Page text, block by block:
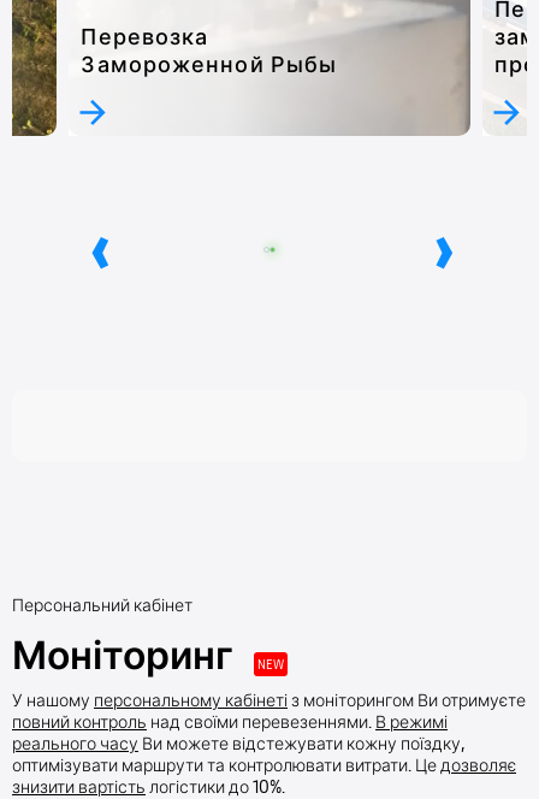
Перевозка
Замороженной Рыбы
‹ ›
Персональний кабінет
Моніторинг NEW
У нашому персональному кабінетіз моніторингом Ви отримуєте
повний контроль над своїми перевезеннями. В режимі
реального часу Ви можете відстежувати кожну поїздку,
оптимізувати маршрути та контролювати витрати. Це дозволяє
знизити вартість логістики до 10%.